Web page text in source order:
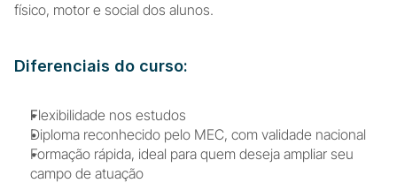
físico, motor e social dos alunos.
Diferenciais do curso:
Flexibilidade nos estudos
Diploma reconhecido pelo MEC, com validade nacional
Formação rápida, ideal para quem deseja ampliar seu
campo de atuação